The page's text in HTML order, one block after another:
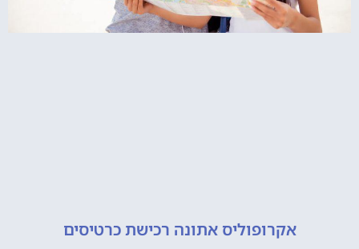
אקרופוליס אתונה רכישת כרטיסים